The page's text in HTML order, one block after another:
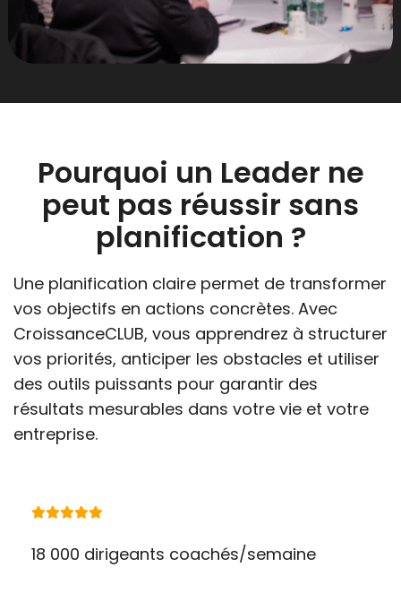
Pourquoi un Leader ne
peut pas réussir sans
planification ?
Une planification claire permet de transformer
vos objectifs en actions concrètes. Avec
CroissanceCLUB, vous apprendrez à structurer
vos priorités, anticiper les obstacles et utiliser
des outils puissants pour garantir des
résultats mesurables dans votre vie et votre
entreprise.
18 000 dirigeants coachés/semaine